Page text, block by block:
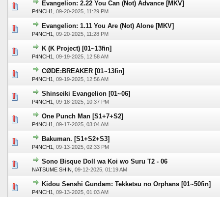
Evangelion: 2.22 You Can (Not) Advance [MKV]
P4NCH1 09-20-2025, 11:29 PM
0 voto(s) - Media 0 de 5
123 45
Evangelion: 1.11 You Are (Not) Alone [MKV]
P4NCH1 09-20-2025, 11:28 PM
0 voto(s) - Media 0 de 5
12345
K (K Project) [01~13fin]
P4NCH1 09-19-2025, 12:58 AM
0 voto(s) - Media 0 de 5
1234
CØDE:BREAKER [01~13fin]
P4NCH1 09-19-2025, 12:56 AM
0 voto(s) - Media 0 de 5
12345
Shinseiki Evangelion [01~06]
P4NCH1 09-18-2025, 10:37 PM
0 voto(s) - Media 0 de 5
123 45
One Punch Man [S1+7+S2]
P4NCH1 09-17-2025, 03:04 AM
0 voto(s) - Media 0 de 5
12345
Bakuman. [S1+S2+S3]
P4NCH1 09-13-2025, 02:33 PM
0 voto(s) - Media 0 de 5
1234
Sono Bisque Doll wa Koi wo Suru T2 - 06
NATSUME SHIN 09-12-2025, 01:19 AM
0 voto(s) - Media 0 de 5
12345
Kidou Senshi Gundam: Tekketsu no Orphans [01~50fin]
P4NCH1 09-13-2025, 01:03 AM
0 voto(s) - Media 0 de 5
12345